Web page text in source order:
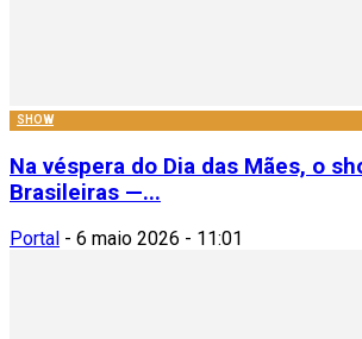
SHOW
Na véspera do Dia das Mães, o
Brasileiras —...
Portal - 6 maio 2026 - 11:01